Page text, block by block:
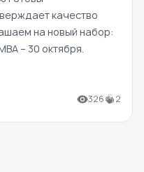
качество
на новый набор:
– 30 октября.
326 2